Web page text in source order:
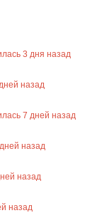
3 дня назад
дней назад
7 дней назад
дней назад
назад
назад